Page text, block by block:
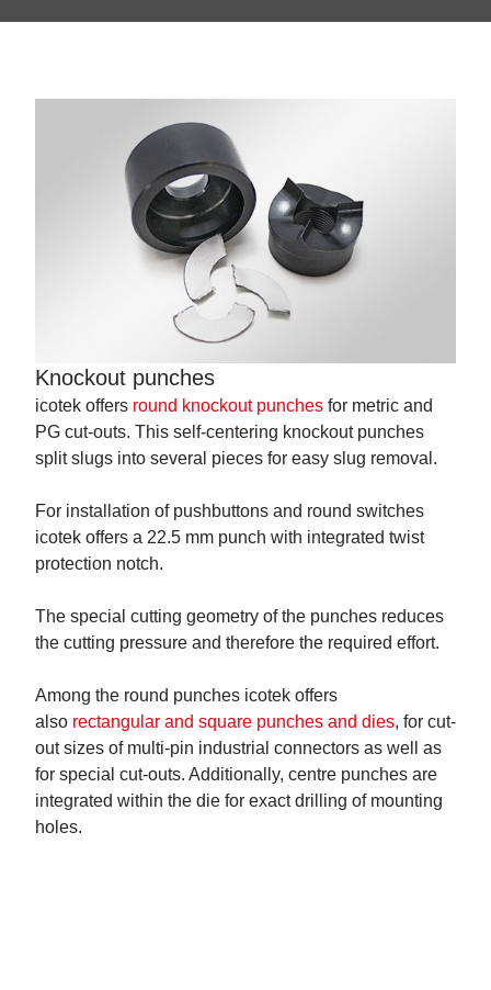
Knockout punches
icotek offers round knockout punches for metric and
PG cut-outs. This self-centering knockout punches
split slugs into several pieces for easy slug removal.
For installation of pushbuttons and round switches
icotek offers a 22.5 mm punch with integrated twist
protection notch.
The special cutting geometry of the punches reduces
the cutting pressure and therefore the required effort.
Among the round punches icotek offers
also rectangular and square punches and dies, for cut-
out sizes of multi-pin industrial connectors as well as
for special cut-outs. Additionally, centre punches are
integrated within the die for exact drilling of mounting
holes.